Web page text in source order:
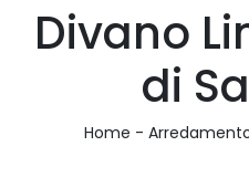
Divano
di
Home -